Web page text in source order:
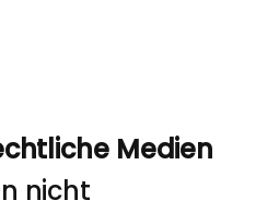
Medien
nicht